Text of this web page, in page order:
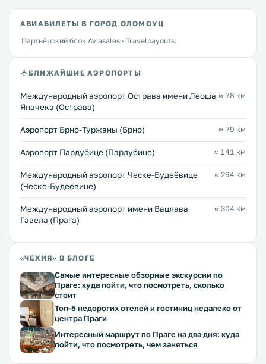
АВИАБИЛЕТЫ В ГОРОД ОЛОМОУЦ
Партнёрский блок Aviasales · Travelpayouts.
БЛИЖАЙШИЕ АЭРОПОРТЫ
Международный аэропорт Острава имени Леоша
Яначека (Острава)
≈ 78 км
Аэропорт Брно-Туржаны (Брно) ≈ 79 км
Аэропорт Пардубице (Пардубице) ≈ 141 км
Международный аэропорт Ческе-Будеёвице
(Ческе-Будеевице)
≈ 294 км
Международный аэропорт имени Вацлава
Гавела (Прага)
≈ 304 км
«ЧЕХИЯ» В БЛОГЕ
Самые интересные обзорные экскурсии по
Праге: куда пойти, что посмотреть, сколько
стоит
Топ-5 недорогих отелей и гостиниц недалеко от
центра Праги
Интересный маршрут по Праге на два дня: куда
пойти, что посмотреть, чем заняться